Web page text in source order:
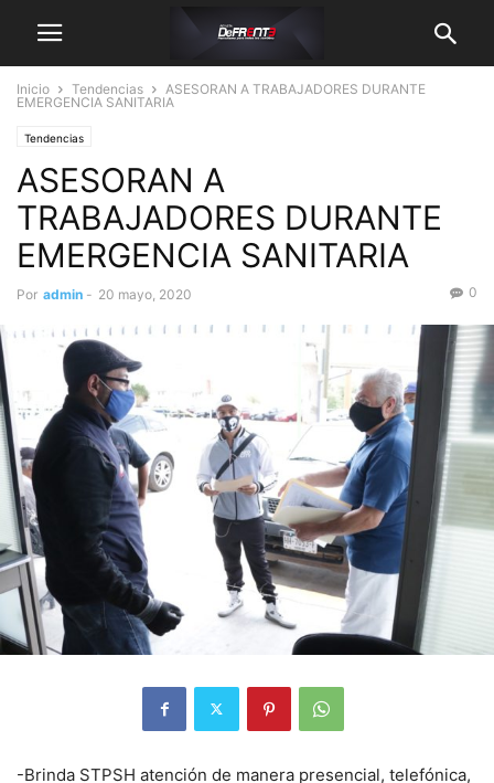
Inicio Tendencias
ASESORAN A TRABAJADORES DURANTE
EMERGENCIA SANITARIA
Tendencias
ASESORAN A
TRABAJADORES DURANTE
EMERGENCIA SANITARIA
Por admin - 20 mayo, 2020 0
-Brinda STPSH atención de manera presencial, telefónica,